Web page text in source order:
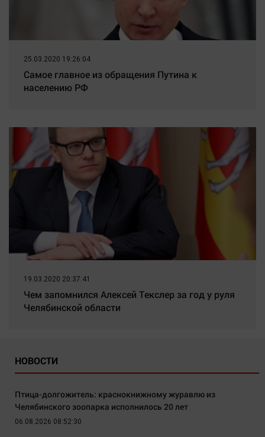
25.03.2020 19:26:04
Самое главное из обращения Путина к
населению РФ
19.03.2020 20:37:41
Чем запомнился Алексей Текслер за год у руля
Челябинской области
НОВОСТИ
Птица-долгожитель: краснокнижному журавлю из
Челябинского зоопарка исполнилось 20 лет
06.08.2026 08:52:30